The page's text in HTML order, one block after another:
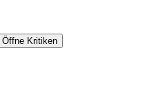
Öffne Kritiken